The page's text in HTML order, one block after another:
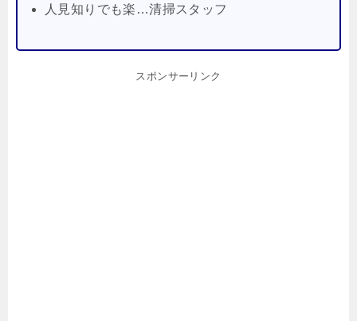
人見知りでも楽…清掃スタッフ
スポンサーリンク